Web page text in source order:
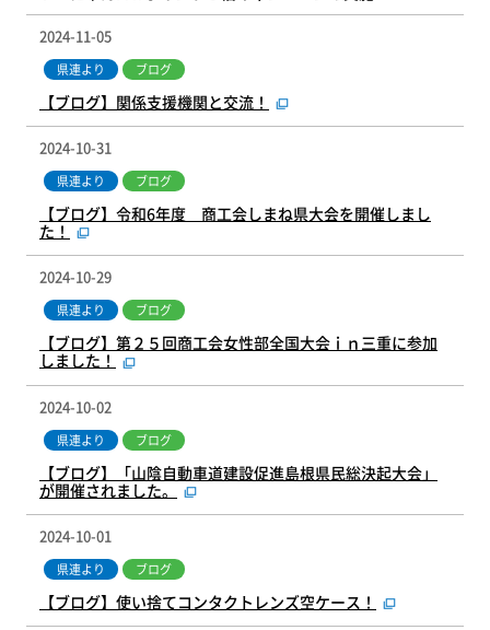
2024-11-05
県連より ブログ
【ブログ】関係支援機関と交流！
2024-10-31
県連より ブログ
【ブログ】令和6年度 商工会しまね県大会を開催しまし
た！
2024-10-29
県連より ブログ
【ブログ】第２５回商工会女性部全国大会ｉｎ三重に参加
しました！
2024-10-02
県連より ブログ
【ブログ】「山陰自動車道建設促進島根県民総決起大会」
が開催されました。
2024-10-01
県連より ブログ
【ブログ】使い捨てコンタクトレンズ空ケース！